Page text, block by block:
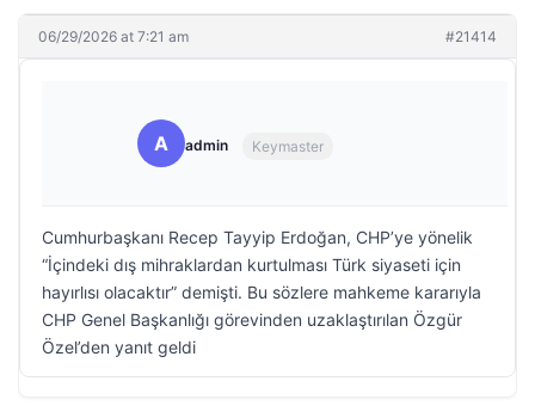
06/29/2026 at 7:21 am #21414
A admin Keymaster
Cumhurbaşkanı Recep Tayyip Erdoğan, CHP’ye yönelik
“İçindeki dış mihraklardan kurtulması Türk siyaseti için
hayırlısı olacaktır” demişti. Bu sözlere mahkeme kararıyla
CHP Genel Başkanlığı görevinden uzaklaştırılan Özgür
Özel’den yanıt geldi